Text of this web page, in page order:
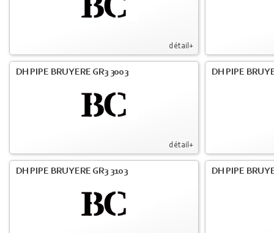
détail+
détail+
DH PIPE BRUYERE GR3 3003 DH PIPE
DH PIPE BRUYERE GR3 3103 DH PIPE